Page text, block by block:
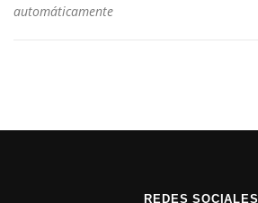
automáticamente
REDES SOCIALES